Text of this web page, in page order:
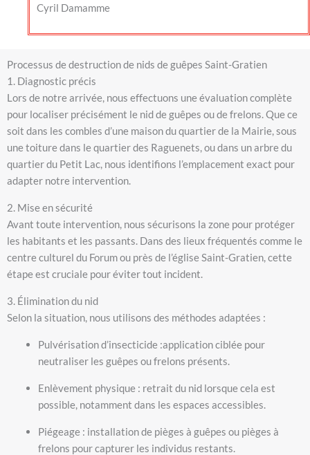
Cyril Damamme
Processus de destruction de nids de guêpes Saint-Gratien
1. Diagnostic précis
Lors de notre arrivée, nous effectuons une évaluation complète
pour localiser précisément le nid de guêpes ou de frelons. Que ce
soit dans les combles d’une maison du quartier de la Mairie, sous
une toiture dans le quartier des Raguenets, ou dans un arbre du
quartier du Petit Lac, nous identifions l’emplacement exact pour
adapter notre intervention.
2. Mise en sécurité
Avant toute intervention, nous sécurisons la zone pour protéger
les habitants et les passants. Dans des lieux fréquentés comme le
centre culturel du Forum ou près de l’église Saint-Gratien, cette
étape est cruciale pour éviter tout incident.
3. Élimination du nid
Selon la situation, nous utilisons des méthodes adaptées :
Pulvérisation d’insecticide :application ciblée pour
neutraliser les guêpes ou frelons présents.
Enlèvement physique : retrait du nid lorsque cela est
possible, notamment dans les espaces accessibles.
Piégeage : installation de pièges à guêpes ou pièges à
frelons pour capturer les individus restants.